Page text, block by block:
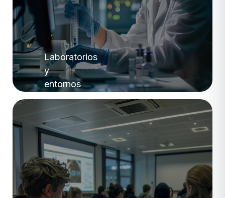
Laboratorios
y
entornos
de